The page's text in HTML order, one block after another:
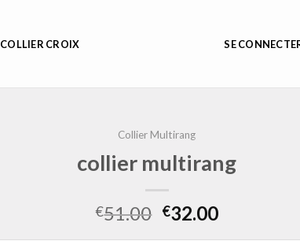
COLLIER CROIX SE
Collier Multirang
collier multirang
€51.00 €32.00